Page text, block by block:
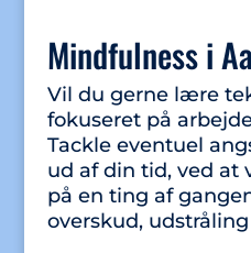
Mindfulness i
Vil du gerne lære
fokuseret på
Tackle eventuel
ud af din tid, ved
på en ting af
overskud, udstråling